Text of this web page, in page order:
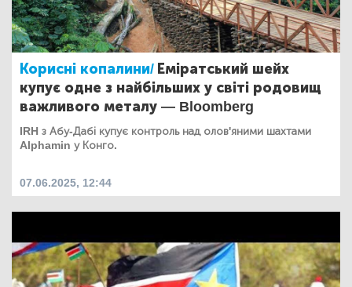
Корисні копалини/ Еміратський шейх
купує одне з найбільших у світі родовищ
важливого металу — Bloomberg
IRH з Абу-Дабі купує контроль над олов'яними шахтами
Alphamin у Конго.
07.06.2025, 12:44